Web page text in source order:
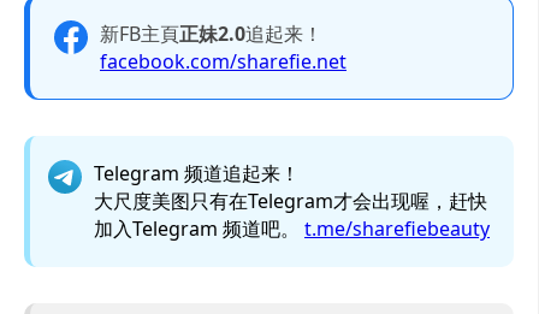
新FB主頁正妹2.0追起来！
facebook.com/sharefie.net
Telegram 频道追起来！
大尺度美图只有在Telegram才会出现喔，赶快
加入Telegram 频道吧。 t.me/sharefiebeauty